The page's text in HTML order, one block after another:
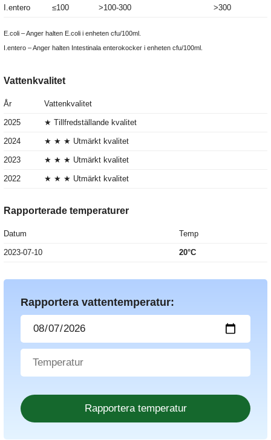
I.entero ≤100 >100-300 >300
E.coli – Anger halten E.coli i enheten cfu/100ml.
I.entero – Anger halten Intestinala enterokocker i enheten cfu/100ml.
Vattenkvalitet
År Vattenkvalitet
2025 ★ Tillfredställande kvalitet
2024 ★ ★ ★ Utmärkt kvalitet
2023 ★ ★ ★ Utmärkt kvalitet
2022 ★ ★ ★ Utmärkt kvalitet
Rapporterade temperaturer
Datum Temp
2023-07-10 20°C
Rapportera vattentemperatur: